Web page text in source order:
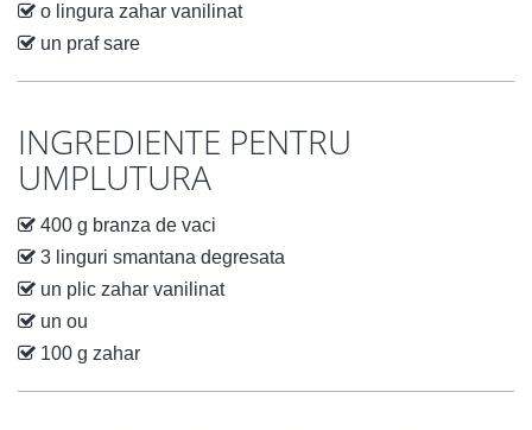
o lingura zahar vanilinat
un praf sare
INGREDIENTE PENTRU
UMPLUTURA
400 g branza de vaci
3 linguri smantana degresata
un plic zahar vanilinat
un ou
100 g zahar